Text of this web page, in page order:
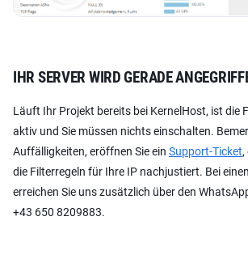
IHR SERVER WIRD GERADE
Läuft Ihr Projekt bereits bei KernelHost, ist die
aktiv und Sie müssen nichts einschalten.
Auffälligkeiten, eröffnen Sie ein Support-Ticket
die Filterregeln für Ihre IP nachjustiert. Bei
erreichen Sie uns zusätzlich über den
+43 650 8209883.